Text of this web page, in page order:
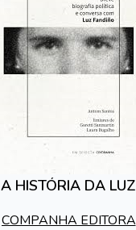
A HISTÓRIA DA LUZ
COMPANHA EDITORA